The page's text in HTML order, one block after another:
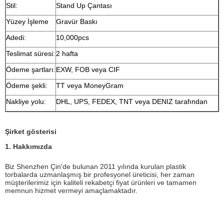
Stil:
Stand Up Çantası
Yüzey İşleme
Gravür Baskı
Adedi:
10,000pcs
Teslimat süresi: 2 hafta
Ödeme şartları:EXW, FOB veya CIF
Ödeme şekli:
TT veya MoneyGram
Nakliye yolu:
DHL, UPS, FEDEX, TNT veya DENIZ tarafından
Şirket gösterisi
1. Hakkımızda
Biz Shenzhen Çin'de bulunan 2011 yılında kurulan plastik
torbalarda uzmanlaşmış bir profesyonel üreticisi, her zaman
müşterilerimiz için kaliteli rekabetçi fiyat ürünleri ve tamamen
memnun hizmet vermeyi amaçlamaktadır.